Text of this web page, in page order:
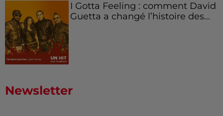
I Gotta Feeling : comment David
Guetta a changé l’histoire des...
Newsletter